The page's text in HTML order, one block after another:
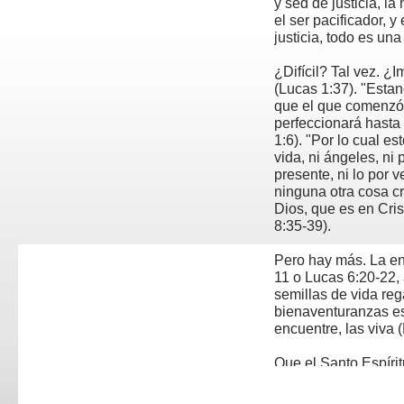
y sed de justicia, la
el ser pacificador, y
justicia, todo es
¿Difícil? Tal vez.
(Lucas 1:37).
que el que
perfeccionará
1:6). "Por lo cual
vida, ni ángeles, ni
presente, ni lo por
ninguna otra cosa
Dios, que es en
8:35-39).
Pero hay más. La
11 o Lucas 6:20-22,
semillas de vida
bienaventuranzas
encuentre, las viva
Que el Santo